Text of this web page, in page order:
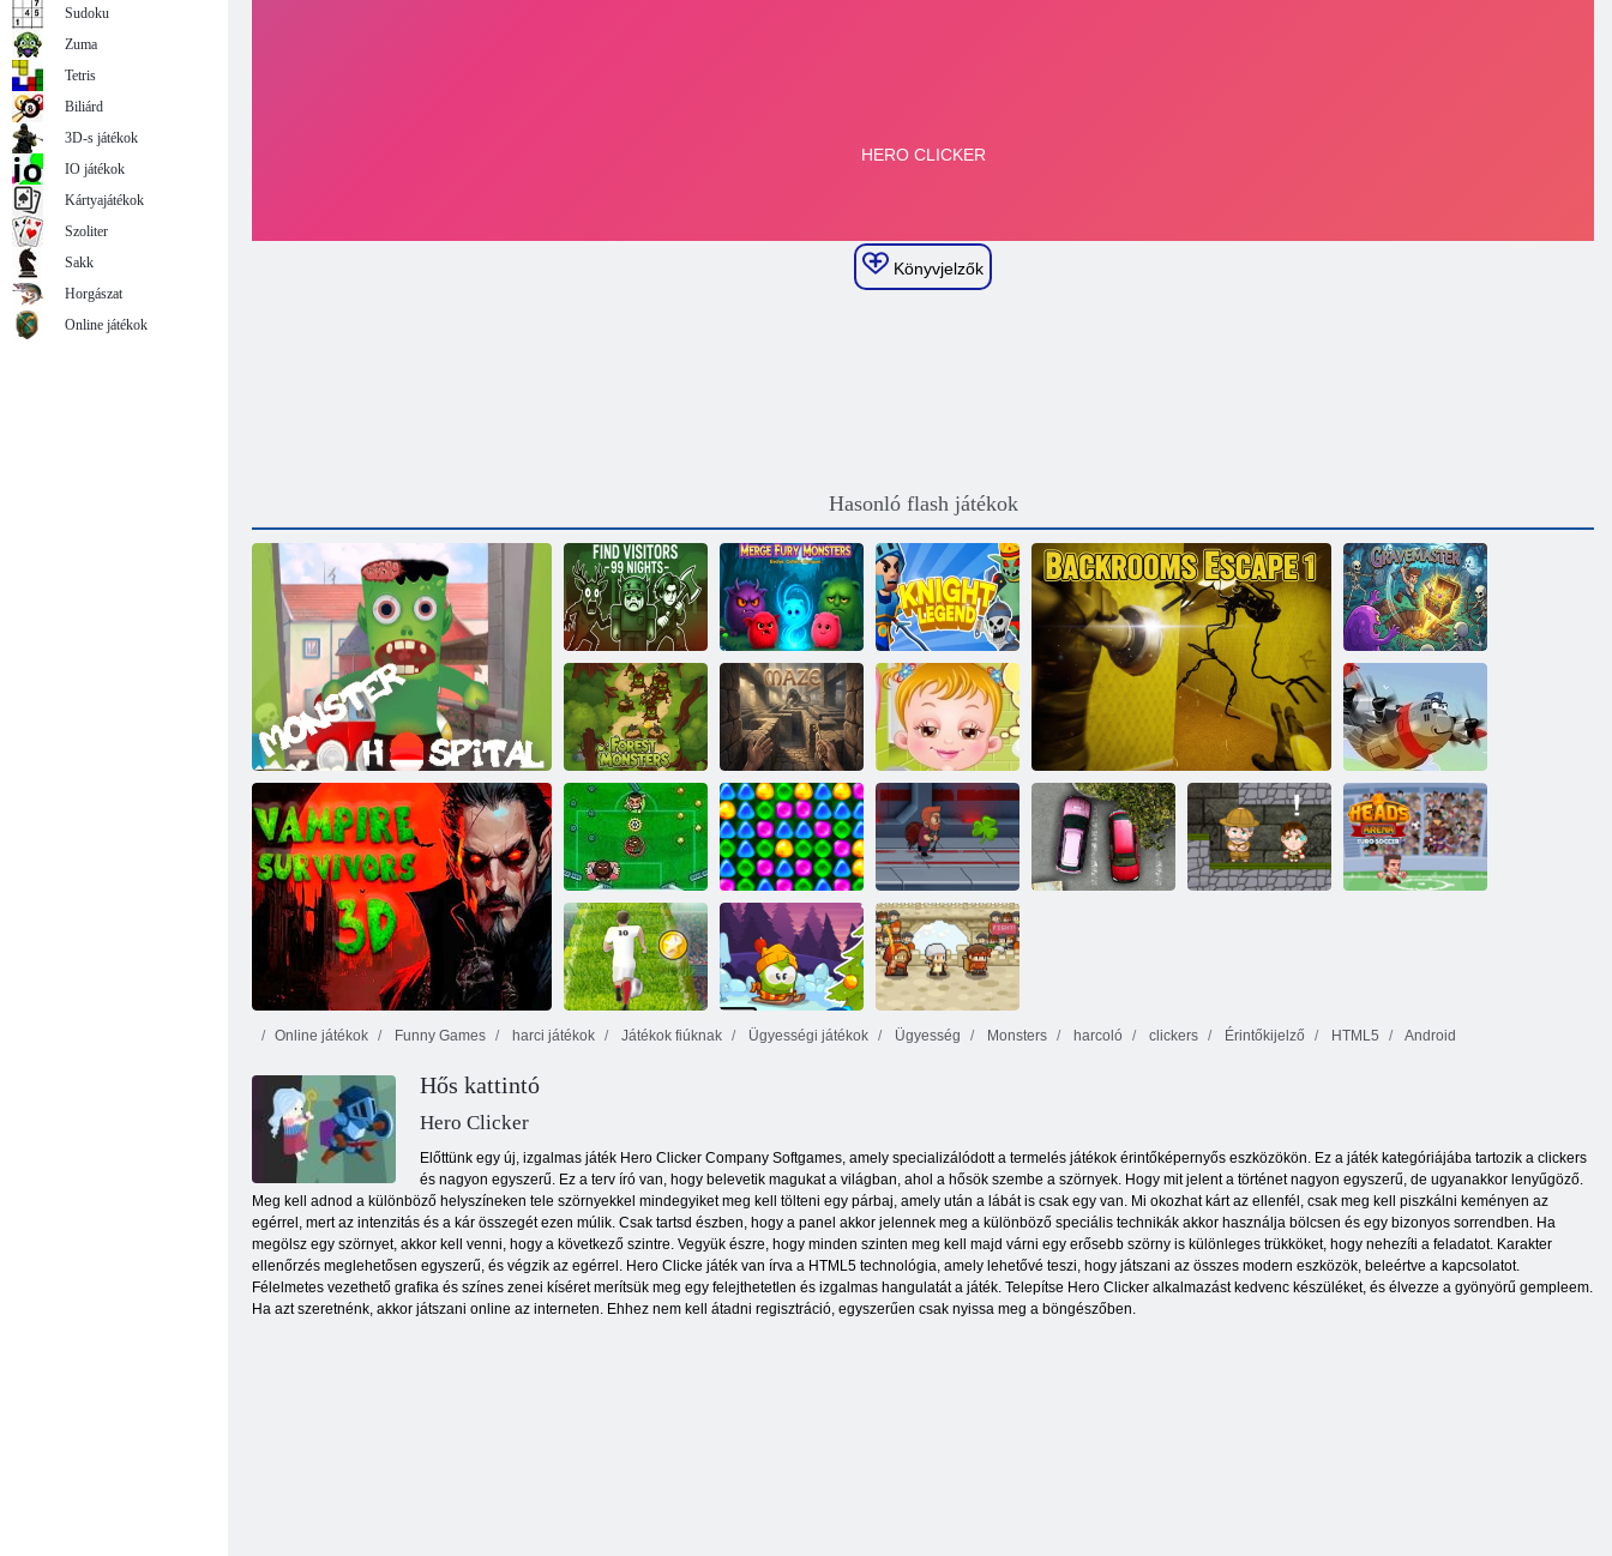
Könyvjelzők
Hasonló flash játékok
Monster Kórház
Keressen
látogatókat 99
éjszaka
Merge Furry
Monsters
Knight Legenda Sírmester
Erdei szörnyek Labirintus
Vámpír túlélők 3D
Baba Hazel Bed
Time
Hősi pilóta
Leg Cinco
Vissza a
Candyland 4 -
hez: nyalóka kert
Jetpack Mester
Online játékok Funny Games harci játékok Játékok fiúknak Ügyességi játékok Ügyesség Monsters harcoló clickers Érintőkijelző HTML5 Android
Hős kattintó
Hero Clicker
Előttünk egy új, izgalmas játék Hero Clicker Company Softgames, amely specializálódott a termelés játékok érintőképernyős eszközökön. Ez a játék kategóriájába tartozik a clickers
és nagyon egyszerű. Ez a terv író van, hogy belevetik magukat a világban, ahol a hősök szembe a szörnyek. Hogy mit jelent a történet nagyon egyszerű, de ugyanakkor lenyűgöző.
Meg kell adnod a különböző helyszíneken tele szörnyekkel mindegyiket meg kell tölteni egy párbaj, amely után a lábát is csak egy van. Mi okozhat kárt az ellenfél, csak meg kell piszkálni keményen az
egérrel, mert az intenzitás és a kár összegét ezen múlik. Csak tartsd észben, hogy a panel akkor jelennek meg a különböző speciális technikák akkor használja bölcsen és egy bizonyos sorrendben. Ha
megölsz egy szörnyet, akkor kell venni, hogy a következő szintre. Vegyük észre, hogy minden szinten meg kell majd várni egy erősebb szörny is különleges trükköket, hogy nehezíti a feladatot. Karakter
ellenőrzés meglehetősen egyszerű, és végzik az egérrel. Hero Clicke játék van írva a HTML5 technológia, amely lehetővé teszi, hogy játszani az összes modern eszközök, beleértve a kapcsolatot.
Félelmetes vezethető grafika és színes zenei kíséret merítsük meg egy felejthetetlen és izgalmas hangulatát a játék. Telepítse Hero Clicker alkalmazást kedvenc készüléket, és élvezze a gyönyörű gempleem.
Ha azt szeretnénk, akkor játszani online az interneten. Ehhez nem kell átadni regisztráció, egyszerűen csak nyissa meg a böngészőben.
Sudoku
Zuma
Tetris
Biliárd
3D-s játékok
IO játékok
Kártyajátékok
Szoliter
Sakk
Horgászat
Online játékok